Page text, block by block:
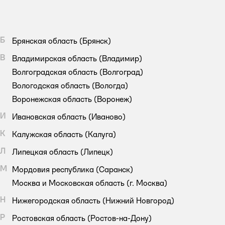
Б Брянская область (Брянск)
В
Владимирская область (Владимир)
Волгоградская область (Волгоград)
Вологодская область (Вологда)
Воронежская область (Воронеж)
И
Ивановская область (Иваново)
К
Калужская область (Калуга)
Л
Липецкая область (Липецк)
М
Мордовия республика (Саранск)
Москва и Московская область (г. Москва)
Н
Нижегородская область (Нижний Новгород)
Р
Ростовская область (Ростов-на-Дону)